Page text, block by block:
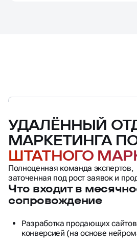
УДАЛЁННЫЙ
МАРКЕТИНГА
ШТАТНОГО
Полноценная команда экспертов,
заточенная под рост заявок и
Что входит в
сопровождение
Разработка продающих
конверсией (на основе